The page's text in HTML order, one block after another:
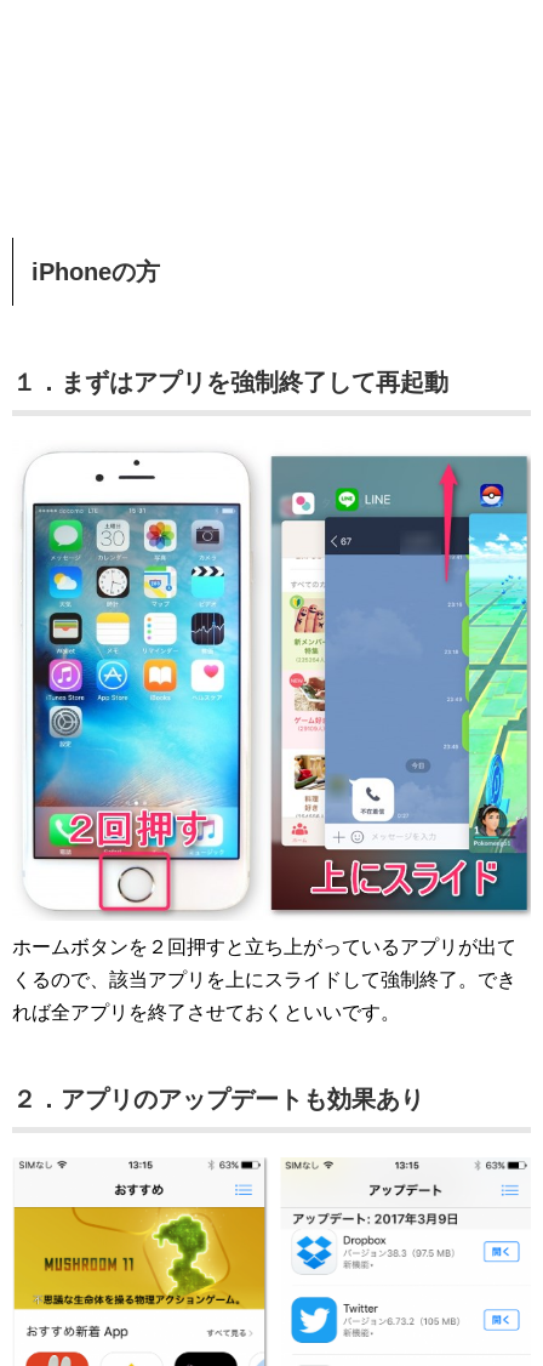
iPhoneの方
１．まずはアプリを強制終了して再起動
ホームボタンを２回押すと立ち上がっているアプリが出て
くるので、該当アプリを上にスライドして強制終了。でき
れば全アプリを終了させておくといいです。
２．アプリのアップデートも効果あり